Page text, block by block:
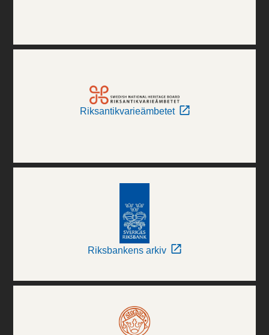
Riksantikvarieämbetet
Riksbankens arkiv